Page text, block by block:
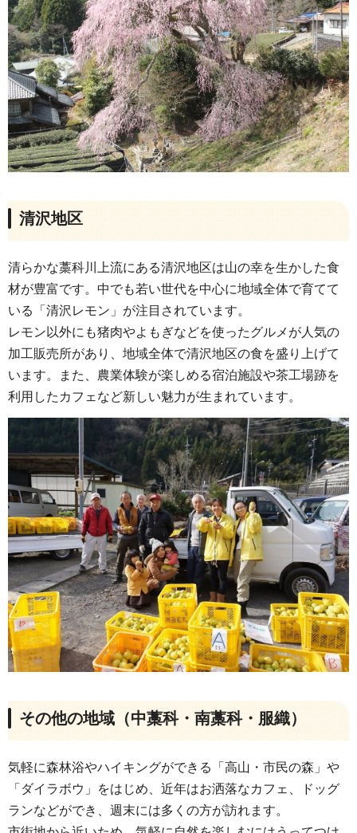
清沢地区
清らかな藁科川上流にある清沢地区は山の幸を生かした食
材が豊富です。中でも若い世代を中心に地域全体で育てて
いる「清沢レモン」が注目されています。
レモン以外にも猪肉やよもぎなどを使ったグルメが人気の
加工販売所があり、地域全体で清沢地区の食を盛り上げて
います。また、農業体験が楽しめる宿泊施設や茶工場跡を
利用したカフェなど新しい魅力が生まれています。
その他の地域（中藁科・南藁科・服織）
気軽に森林浴やハイキングができる「高山・市民の森」や
「ダイラボウ」をはじめ、近年はお洒落なカフェ、ドッグ
ランなどができ、週末には多くの方が訪れます。